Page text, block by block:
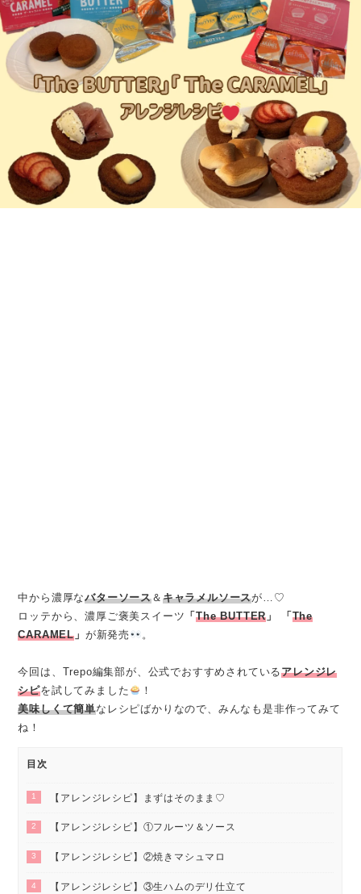
中から濃厚なバターソース＆ キャラメルソースが…♡
ロッテから、濃厚ご褒美スイーツ 「The BUTTER 」 「 The
CARAMEL 」 が新発売 。
今回は、Trepo編集部が、公式でおすすめされているアレンジレ
シピを試してみました
！
美味しくて簡単なレシピばかりなので、みんなも是非作ってみて
ね！
目次
1 【アレンジレシピ】まずはそのまま♡
2 【アレンジレシピ】①フルーツ＆ソース
3 【アレンジレシピ】②焼きマシュマロ
4 【アレンジレシピ】③生ハムのデリ仕立て